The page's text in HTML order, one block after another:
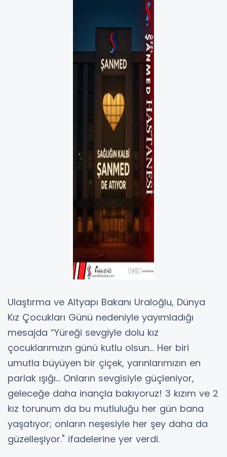
Ulaştırma ve Altyapı Bakanı Uraloğlu, Dünya
Kız Çocukları Günü nedeniyle yayımladığı
mesajda “Yüreği sevgiyle dolu kız
çocuklarımızın günü kutlu olsun… Her biri
umutla büyüyen bir çiçek, yarınlarımızın en
parlak ışığı… Onların sevgisiyle güçleniyor,
geleceğe daha inançla bakıyoruz! 3 kızım ve 2
kız torunum da bu mutluluğu her gün bana
yaşatıyor; onların neşesiyle her şey daha da
güzelleşiyor." ifadelerine yer verdi.